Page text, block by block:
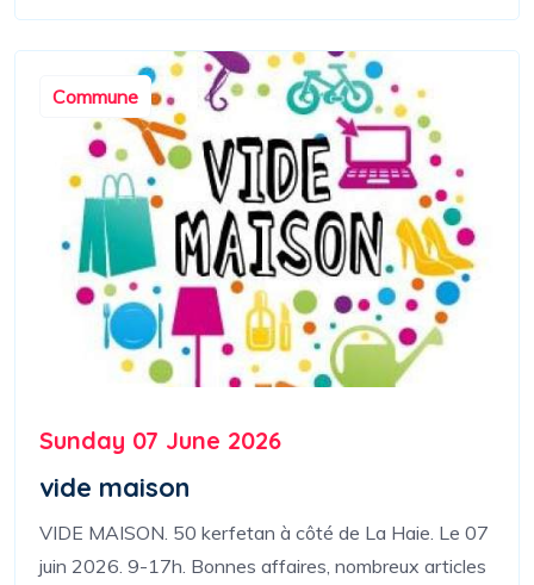
Commune
Sunday 07 June 2026
vide maison
VIDE MAISON. 50 kerfetan à côté de La Haie. Le 07
juin 2026. 9-17h. Bonnes affaires, nombreux articles